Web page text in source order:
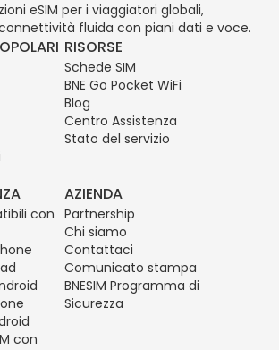
eSIM per i viaggiatori globali,
fluida con piani dati e voce.
RISORSE
Schede SIM
BNE Go Pocket WiFi
Blog
Centro Assistenza
Stato del servizio
con
con
AZIENDA
Partnership
Chi siamo
Contattaci
Comunicato stampa
BNESIM Programma di
Sicurezza